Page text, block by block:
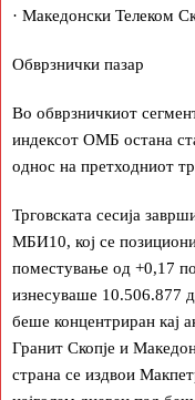
· Македонски Телеком
Обврзнички пазар
Во обврзничкиот
индексот ОМБ остана
однос на претходниот
Трговската сесија
МБИ10, кој се
поместување од +0,17
изнесуваше 10.506.877
беше концентриран кај
Гранит Скопје и
страна се издвои